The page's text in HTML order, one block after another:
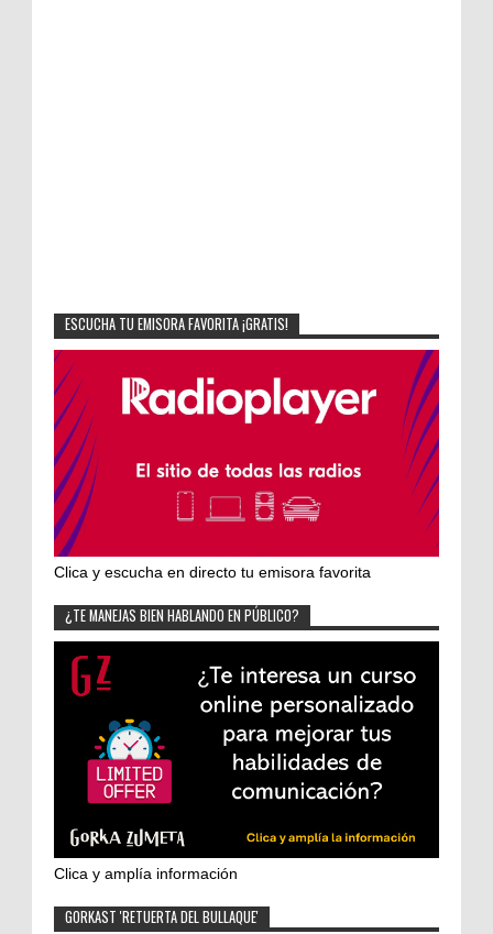
ESCUCHA TU EMISORA FAVORITA ¡GRATIS!
Clica y escucha en directo tu emisora favorita
¿TE MANEJAS BIEN HABLANDO EN PÚBLICO?
Clica y amplía información
GORKAST 'RETUERTA DEL BULLAQUE'